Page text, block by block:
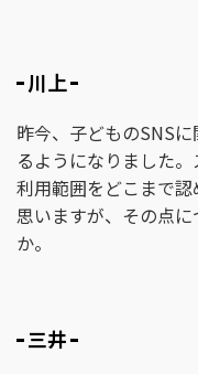
川上
昨今、子どものSNS
るようになりました。
利用範囲をどこまで
思いますが、その点
か。
三井